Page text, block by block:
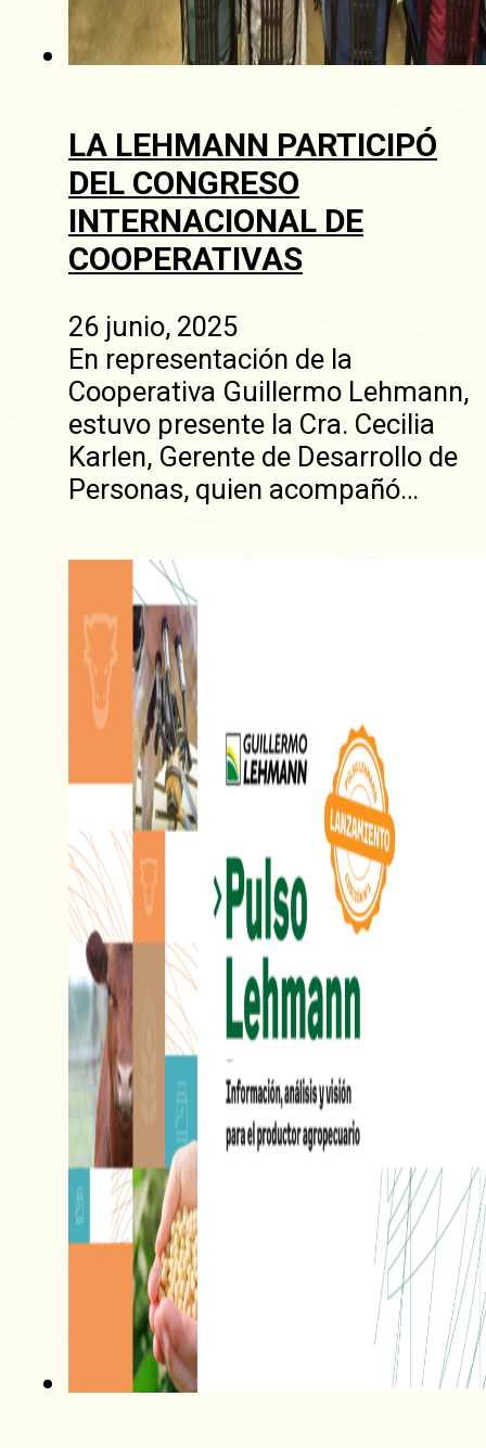
LA LEHMANN PARTICIPÓ
DEL CONGRESO
INTERNACIONAL DE
COOPERATIVAS
26 junio, 2025
En representación de la
Cooperativa Guillermo Lehmann,
estuvo presente la Cra. Cecilia
Karlen, Gerente de Desarrollo de
Personas, quien acompañó…